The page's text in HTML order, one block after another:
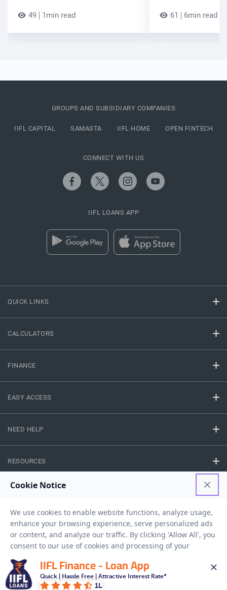
49 1min read 61 6min read
QUICK LINKS
CALCULATORS
FINANCE
EASY ACCESS
NEED HELP
RESOURCES
GROUPS AND SUBSIDIARY COMPANIES
IIFL CAPITAL SAMASTA IIFL HOME OPEN FINTECH
CONNECT WITH US
IIFL LOANS APP
Copyright © 2026 IIFL Finance Limited. All rights Reserved.
Get a Loan APPLY NOW
IIFL Finance - Loan App
Quick | Hassle Free | Attractive Interest Rate*
1L